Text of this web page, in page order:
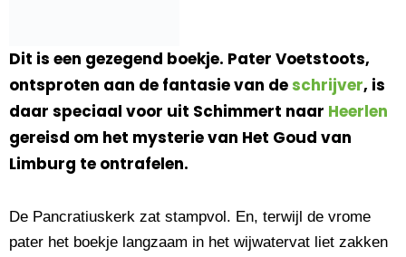
Dit is een gezegend boekje. Pater Voetstoots,
ontsproten aan de fantasie van deschrijver, is
daar speciaal voor uit Schimmert naar Heerlen
gereisd om het mysterie van Het Goud van
Limburg te ontrafelen.
De Pancratiuskerk zat stampvol. En, terwijl de vrome
pater het boekje langzaam in het wijwatervat liet zakken